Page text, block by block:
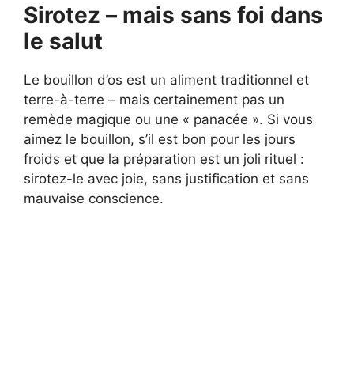
Sirotez – mais sans foi dans
le salut
Le bouillon d’os est un aliment traditionnel et
terre-à-terre – mais certainement pas un
remède magique ou une « panacée ». Si vous
aimez le bouillon, s’il est bon pour les jours
froids et que la préparation est un joli rituel :
sirotez-le avec joie, sans justification et sans
mauvaise conscience.